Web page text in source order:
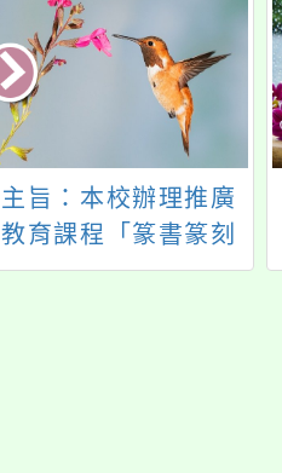
主旨：本校辦理推廣
教育課程「篆書篆刻
班（單堂體驗及正式